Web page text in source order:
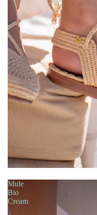
Mule
Bio
Cream